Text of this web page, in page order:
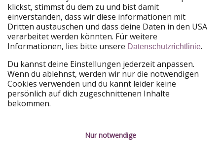
VakantiePiraten
WakacyjniPiraci
VoyagesPirates
Ferienpiraten
Urlaubspiraten
ViajerosPiratas
TravelPirates
HolidayPirates Group
Lerne uns kennen
Über uns
Rechtliches
klickst, stimmst du dem zu und bist damit
einverstanden, dass wir diese informationen mit
Dritten austauschen und dass deine Daten in den USA
verarbeitet werden könnten. Für weitere
Informationen, lies bitte unsere Datenschutzrichtlinie.
Du kannst deine Einstellungen jederzeit anpassen.
Wenn du ablehnst, werden wir nur die notwendigen
Cookies verwenden und du kannt leider keine
persönlich auf dich zugeschnittenen Inhalte
bekommen.
Nur notwendige